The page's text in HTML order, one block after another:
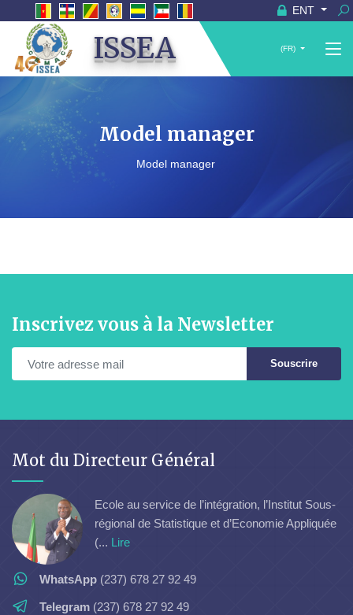
ENT
ISSEA (FR)
Model manager
Model manager
Inscrivez vous à la Newsletter
Souscrire
Mot du Directeur Général
Ecole au service de l’intégration, l’Institut Sous-
régional de Statistique et d’Economie Appliquée
(... Lire
WhatsApp (237) 678 27 92 49
Telegram (237) 678 27 92 49